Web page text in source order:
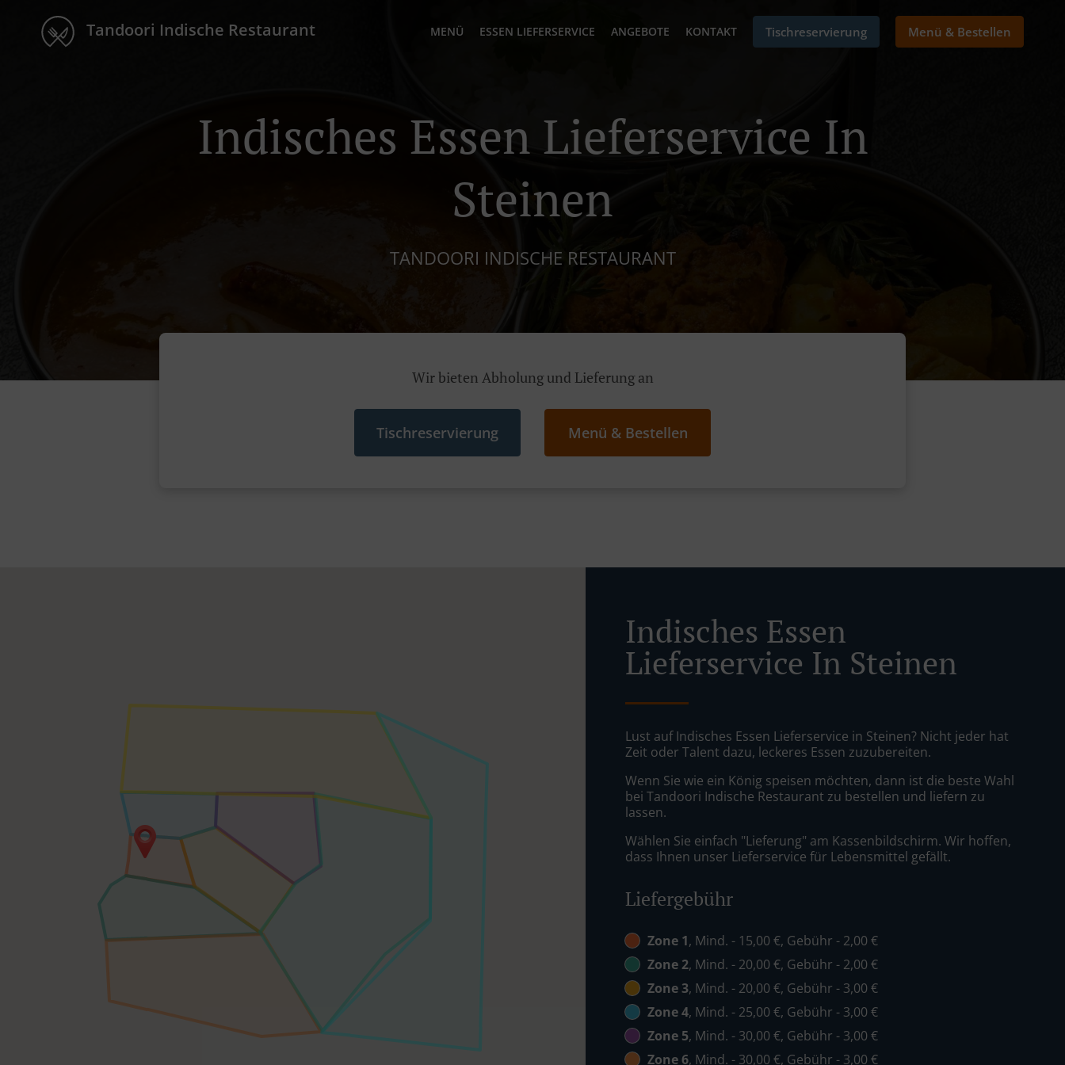
Tandoori Indische Restaurant MENÜ ESSEN LIEFERSERVICE ANGEBOTE KONTAKT Tischreservierung Menü & Bestellen
Indisches Essen Lieferservice In
Steinen
TANDOORI INDISCHE RESTAURANT
Wir bieten Abholung und Lieferung an
Tischreservierung Menü & Bestellen
Indisches Essen
Lieferservice In Steinen
Lust auf Indisches Essen Lieferservice in Steinen? Nicht jeder hat
Zeit oder Talent dazu, leckeres Essen zuzubereiten.
Wenn Sie wie ein König speisen möchten, dann ist die beste Wahl
bei Tandoori Indische Restaurant zu bestellen und liefern zu
lassen.
Wählen Sie einfach "Lieferung" am Kassenbildschirm. Wir hoffen,
dass Ihnen unser Lieferservice für Lebensmittel gefällt.
Liefergebühr
Zone 1, Mind. - 15,00 €, Gebühr - 2,00 €
Zone 2, Mind. - 20,00 €, Gebühr - 2,00 €
Zone 3, Mind. - 20,00 €, Gebühr - 3,00 €
Zone 4, Mind. - 25,00 €, Gebühr - 3,00 €
Zone 5, Mind. - 30,00 €, Gebühr - 3,00 €
Zone 6, Mind. - 30,00 €, Gebühr - 3,00 €